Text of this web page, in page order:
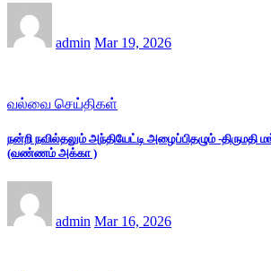
admin Mar 19, 2026
வல்வை செய்திகள்
நன்றி நவில்தலும் அந்தியேட்டி அழைப்பிதழும் -
(வண்ணம் அக்கா )
admin Mar 16, 2026